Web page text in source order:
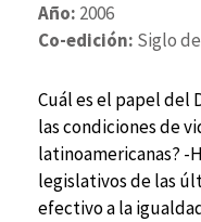
Año: 2006
Co-edición: Siglo
Cuál es el papel del
las condiciones de
latinoamericanas? -
legislativos de las
efectivo a la